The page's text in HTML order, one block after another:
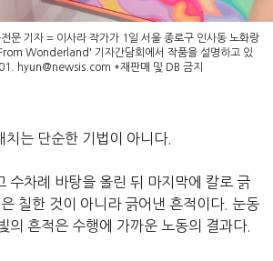
문 기자 = 이사라 작가가 1일 서울 종로구 인사동 노화랑
Wonderland' 기자간담회에서 작품을 설명하고 있
hyun@newsis.com *재판매 및 DB 금지
치는 단순한 기법이 아니다.
수차례 바탕을 올린 뒤 마지막에 칼로 긁
칠한 것이 아니라 긁어낸 흔적이다. 눈동
의 흔적은 수행에 가까운 노동의 결과다.